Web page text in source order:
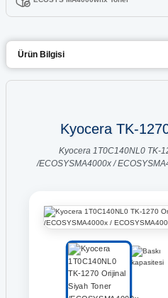
Ürün Bilgisi
Kyocera TK-
Kyocera 1T0C140NL0 TK-
/ECOSYSMA4000x /